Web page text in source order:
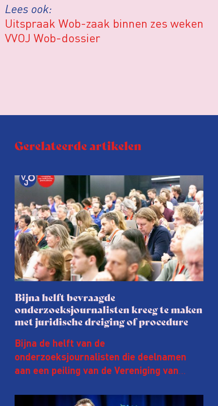
Lees ook:
Uitspraak Wob-zaak binnen zes weken
VVOJ Wob-dossier
Gerelateerde artikelen
Bijna helft bevraagde
onderzoeksjournalisten kreeg te maken
met juridische dreiging of procedure
Bijna de helft van de
onderzoeksjournalisten die deelnamen
aan een peiling van de Vereniging van
afgelopen twee jaar te maken met